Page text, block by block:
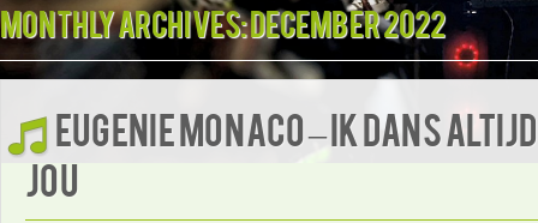
Monthly Archives:december 2022
Eugenie Monaco – Ik dans
jou